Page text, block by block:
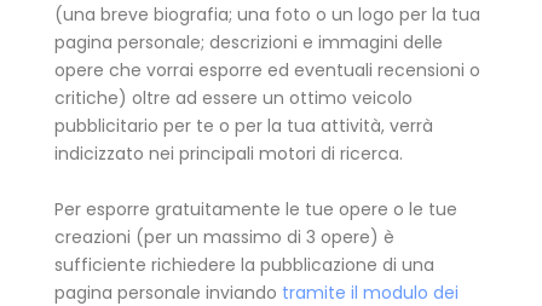
(una breve biografia; una foto o un logo per la tua
pagina personale; descrizioni e immagini delle
opere che vorrai esporre ed eventuali recensioni o
critiche) oltre ad essere un ottimo veicolo
pubblicitario per te o per la tua attività, verrà
indicizzato nei principali motori di ricerca.
Per esporre gratuitamente le tue opere o le tue
creazioni (per un massimo di 3 opere) è
sufficiente richiedere la pubblicazione di una
pagina personale inviando tramite il modulo dei